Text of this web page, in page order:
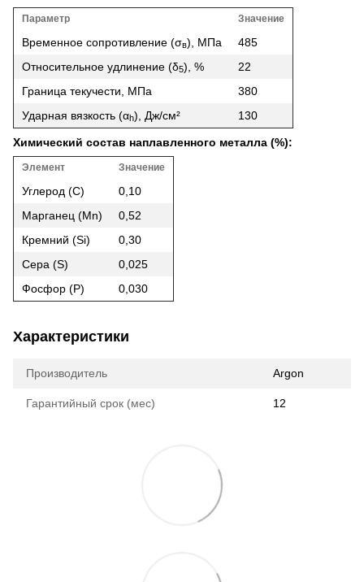
Параметр Значение
Временное сопротивление (σв), МПа
485
Относительное удлинение (δ5), %
22
Граница текучести, МПа
380
Ударная вязкость (αh), Дж/см² 130
Химический состав наплавленного металла (%):
Элемент Значение
Углерод (C)
0,10
Марганец (Mn)
0,52
Кремний (Si)
0,30
Сера (S)
0,025
Фосфор (P)
0,030
Характеристики
Производитель Argon
Гарантийный срок (мес) 12